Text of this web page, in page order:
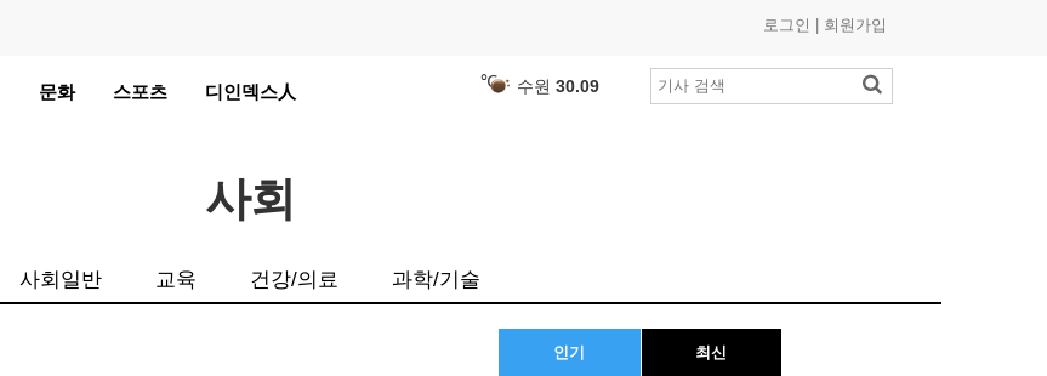
로그인 회원가입
문화 스포츠 디인덱스人
수원
세종26.57
26.33
사회
사회일반 교육 건강/의료 과학/기술
인기 최신